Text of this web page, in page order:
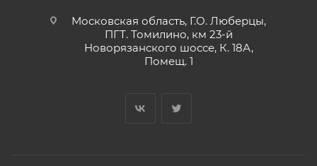
Московская область, Г.О. Люберцы,
ПГТ. Томилино, км 23-й
Новорязанского шоссе, К. 18А,
Помещ. 1